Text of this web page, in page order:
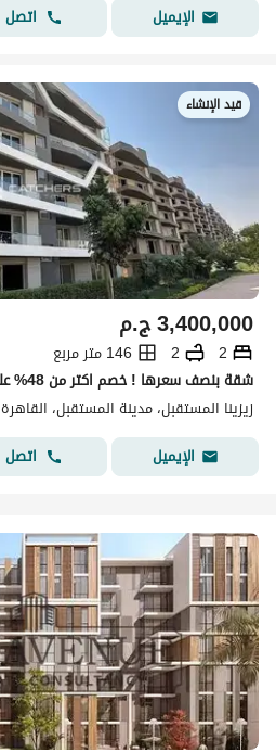
الإيميل
اتصل
قيد الإنشاء
ج.م3,400,000
2
2
146 متر مربع
زيزينا المستقبل، مدينة المستقبل، القاهرة
الإيميل
اتصل